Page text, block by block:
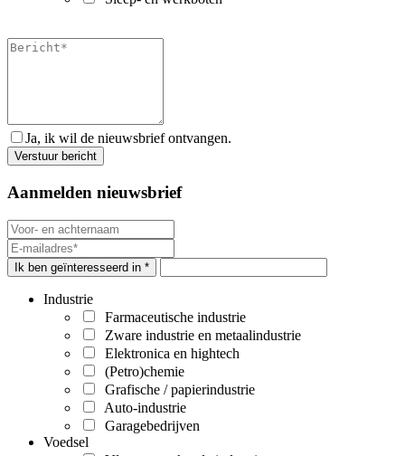
Ja, ik wil de nieuwsbrief ontvangen.
Aanmelden nieuwsbrief
Ik ben geïnteresseerd in *
Industrie
Farmaceutische industrie
Zware industrie en metaalindustrie
Elektronica en hightech
(Petro)chemie
Grafische / papierindustrie
Auto-industrie
Garagebedrijven
Voedsel